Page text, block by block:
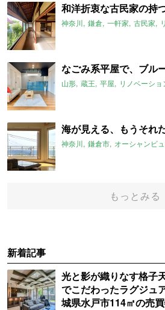
和洋折衷な古民家の持
神奈川 鎌倉 一軒家 古民家
なごみ系平屋で、ブル
山形 蔵王 平屋 リノベーショ
海が見える、もうそれ
神奈川 鎌倉市 オーシャンビ
もっとみる
新着記事
光と影が織りなす格子
でこだわったラグジュ
城県水戸市114㎡の売買